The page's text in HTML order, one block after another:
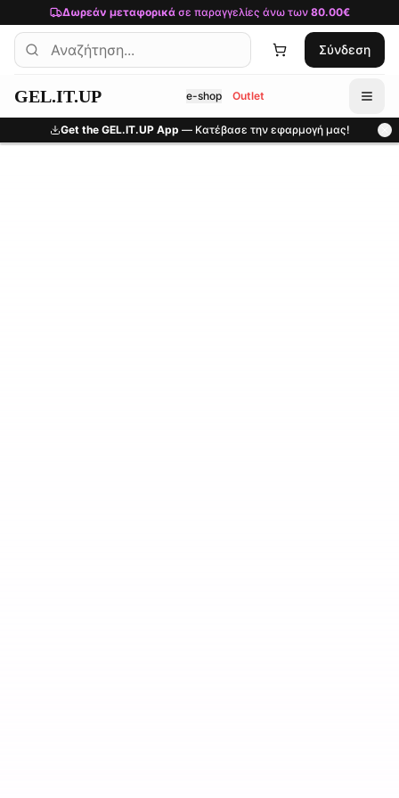
Μετάβαση στο κύριο περιεχόμενο
Δωρεάν μεταφορικάσε παραγγελίες άνω των 80.00€
Σύνδεση
GEL.IT.UP e-shop Outlet
Get the GEL.IT.UP App — Κατέβασε την εφαρμογή μας!